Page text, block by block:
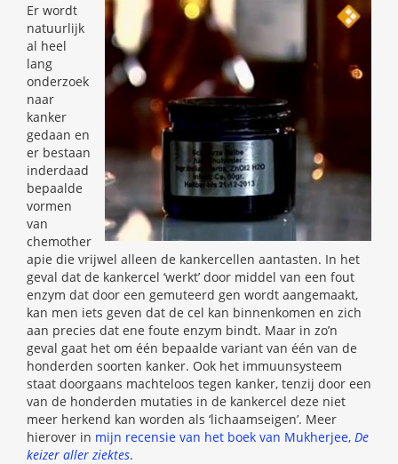
Er wordt
natuurlijk
al heel
lang
onderzoek
naar
kanker
gedaan en
er bestaan
inderdaad
bepaalde
vormen
van
chemother
apie die vrijwel alleen de kankercellen aantasten. In het
geval dat de kankercel ‘werkt’ door middel van een fout
enzym dat door een gemuteerd gen wordt aangemaakt,
kan men iets geven dat de cel kan binnenkomen en zich
aan precies dat ene foute enzym bindt. Maar in zo’n
geval gaat het om één bepaalde variant van één van de
honderden soorten kanker. Ook het immuunsysteem
staat doorgaans machteloos tegen kanker, tenzij door een
van de honderden mutaties in de kankercel deze niet
meer herkend kan worden als ‘lichaamseigen’. Meer
hierover in mijn recensie van het boek van Mukherjee, De
keizer aller ziektes.